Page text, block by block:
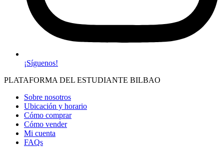
¡Síguenos!
PLATAFORMA DEL ESTUDIANTE BILBAO
Sobre nosotros
Ubicación y horario
Cómo comprar
Cómo vender
Mi cuenta
FAQs